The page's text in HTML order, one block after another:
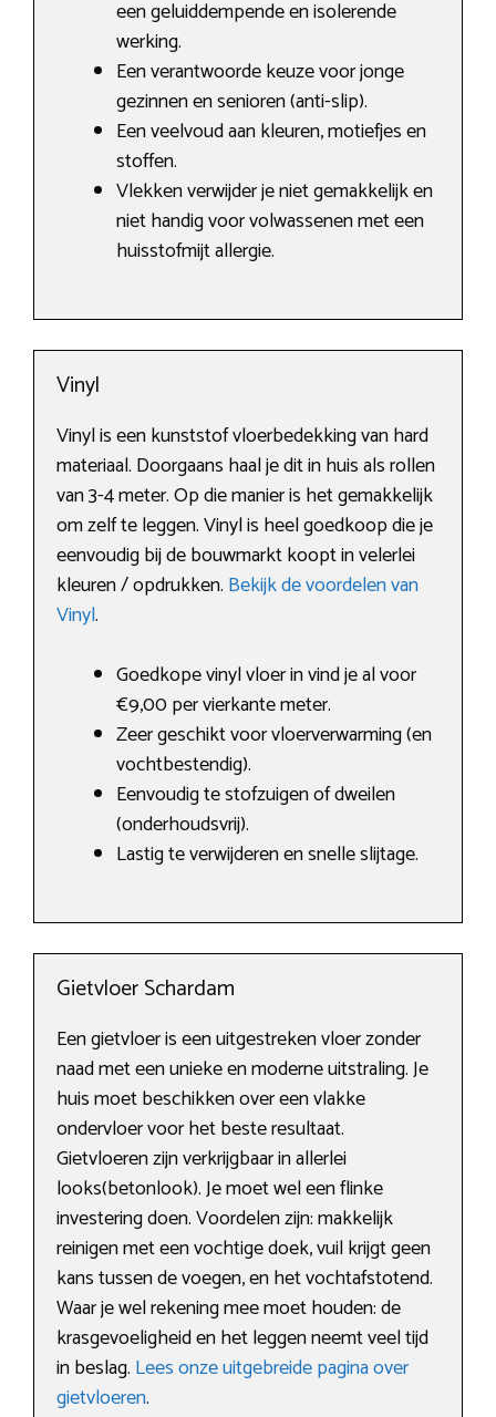
een geluiddempende en isolerende
werking.
Een verantwoorde keuze voor jonge
gezinnen en senioren (anti-slip).
Een veelvoud aan kleuren, motiefjes en
stoffen.
Vlekken verwijder je niet gemakkelijk en
niet handig voor volwassenen met een
huisstofmijt allergie.
Vinyl
Vinyl is een kunststof vloerbedekking van hard
materiaal. Doorgaans haal je dit in huis als rollen
van 3-4 meter. Op die manier is het gemakkelijk
om zelf te leggen. Vinyl is heel goedkoop die je
eenvoudig bij de bouwmarkt koopt in velerlei
kleuren / opdrukken. Bekijk de voordelen van
Vinyl.
Goedkope vinyl vloer in vind je al voor
€9,00 per vierkante meter.
Zeer geschikt voor vloerverwarming (en
vochtbestendig).
Eenvoudig te stofzuigen of dweilen
(onderhoudsvrij).
Lastig te verwijderen en snelle slijtage.
Gietvloer Schardam
Een gietvloer is een uitgestreken vloer zonder
naad met een unieke en moderne uitstraling. Je
huis moet beschikken over een vlakke
ondervloer voor het beste resultaat.
Gietvloeren zijn verkrijgbaar in allerlei
looks(betonlook). Je moet wel een flinke
investering doen. Voordelen zijn: makkelijk
reinigen met een vochtige doek, vuil krijgt geen
kans tussen de voegen, en het vochtafstotend.
Waar je wel rekening mee moet houden: de
krasgevoeligheid en het leggen neemt veel tijd
in beslag. Lees onze uitgebreide pagina over
gietvloeren.